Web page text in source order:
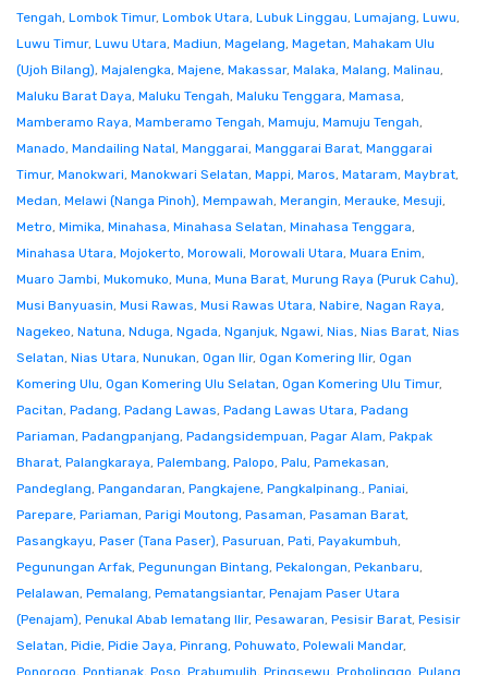
Tengah, Lombok Timur, Lombok Utara, Lubuk Linggau, Lumajang, Luwu,
Luwu Timur, Luwu Utara, Madiun, Magelang, Magetan, Mahakam Ulu
(Ujoh Bilang), Majalengka, Majene, Makassar, Malaka, Malang, Malinau,
Maluku Barat Daya, Maluku Tengah, Maluku Tenggara, Mamasa,
Mamberamo Raya, Mamberamo Tengah, Mamuju, Mamuju Tengah,
Manado, Mandailing Natal, Manggarai, Manggarai Barat, Manggarai
Timur, Manokwari, Manokwari Selatan, Mappi, Maros, Mataram, Maybrat,
Medan, Melawi (Nanga Pinoh), Mempawah, Merangin, Merauke, Mesuji,
Metro, Mimika, Minahasa, Minahasa Selatan, Minahasa Tenggara,
Minahasa Utara, Mojokerto, Morowali, Morowali Utara, Muara Enim,
Muaro Jambi, Mukomuko, Muna, Muna Barat, Murung Raya (Puruk Cahu),
Musi Banyuasin, Musi Rawas, Musi Rawas Utara, Nabire, Nagan Raya,
Nagekeo, Natuna, Nduga, Ngada, Nganjuk, Ngawi, Nias, Nias Barat, Nias
Selatan, Nias Utara, Nunukan, Ogan Ilir, Ogan Komering Ilir, Ogan
Komering Ulu, Ogan Komering Ulu Selatan, Ogan Komering Ulu Timur,
Pacitan, Padang, Padang Lawas, Padang Lawas Utara, Padang
Pariaman, Padangpanjang, Padangsidempuan, Pagar Alam, Pakpak
Bharat, Palangkaraya, Palembang, Palopo, Palu, Pamekasan,
Pandeglang, Pangandaran, Pangkajene, Pangkalpinang., Paniai,
Parepare, Pariaman, Parigi Moutong, Pasaman, Pasaman Barat,
Pasangkayu, Paser (Tana Paser), Pasuruan, Pati, Payakumbuh,
Pegunungan Arfak, Pegunungan Bintang, Pekalongan, Pekanbaru,
Pelalawan, Pemalang, Pematangsiantar, Penajam Paser Utara
(Penajam), Penukal Abab lematang Ilir, Pesawaran, Pesisir Barat, Pesisir
Selatan, Pidie, Pidie Jaya, Pinrang, Pohuwato, Polewali Mandar,
Ponorogo Pontianak Poso Prabumulih Pringsewu Probolinggo Pulang